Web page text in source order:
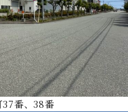
37番、38番